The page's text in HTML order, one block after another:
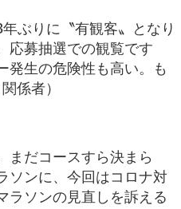
ぶりに〝有観客〟となり
応募抽選での観覧です
発生の危険性も高い。も
係者）
まだコースすら決まら
ソンに、今回はコロナ対
ラソンの見直しを訴える